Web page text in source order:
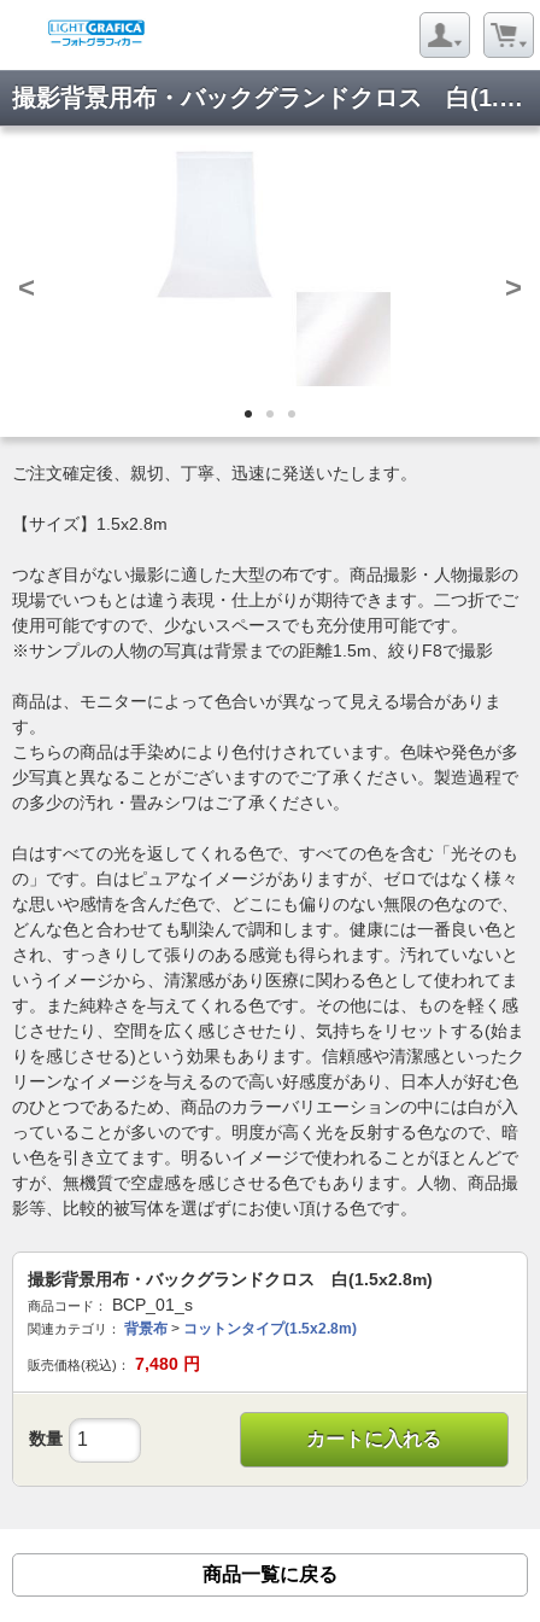
撮影背景用布・バックグランドクロス 白(1.5x2.8m)
< >
ご注文確定後、親切、丁寧、迅速に発送いたします。
【サイズ】1.5x2.8m
つなぎ目がない撮影に適した大型の布です。商品撮影・人物撮影の
現場でいつもとは違う表現・仕上がりが期待できます。二つ折でご
使用可能ですので、少ないスペースでも充分使用可能です。
※サンプルの人物の写真は背景までの距離1.5m、絞りF8で撮影
商品は、モニターによって色合いが異なって見える場合がありま
す。
こちらの商品は手染めにより色付けされています。色味や発色が多
少写真と異なることがございますのでご了承ください。製造過程で
の多少の汚れ・畳みシワはご了承ください。
白はすべての光を返してくれる色で、すべての色を含む「光そのも
の」です。白はピュアなイメージがありますが、ゼロではなく様々
な思いや感情を含んだ色で、どこにも偏りのない無限の色なので、
どんな色と合わせても馴染んで調和します。健康には一番良い色と
され、すっきりして張りのある感覚も得られます。汚れていないと
いうイメージから、清潔感があり医療に関わる色として使われてま
す。また純粋さを与えてくれる色です。その他には、ものを軽く感
じさせたり、空間を広く感じさせたり、気持ちをリセットする(始ま
りを感じさせる)という効果もあります。信頼感や清潔感といったク
リーンなイメージを与えるので高い好感度があり、日本人が好む色
のひとつであるため、商品のカラーバリエーションの中には白が入
っていることが多いのです。明度が高く光を反射する色なので、暗
い色を引き立てます。明るいイメージで使われることがほとんどで
すが、無機質で空虚感を感じさせる色でもあります。人物、商品撮
影等、比較的被写体を選ばずにお使い頂ける色です。
撮影背景用布・バックグランドクロス 白(1.5x2.8m)
商品コード： BCP_01_s
関連カテゴリ： 背景布 > コットンタイプ(1.5x2.8m)
販売価格(税込)： 7,480 円
数量 カートに入れる
商品一覧に戻る